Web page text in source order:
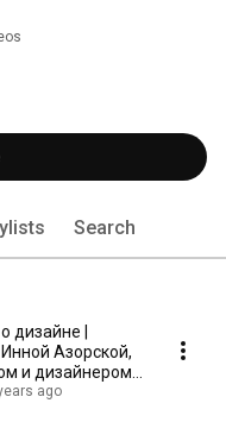
Search
дизайне |
Азорской,
и дизайнером
2
ago